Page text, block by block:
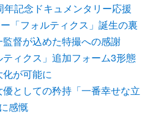
記念ドキュメンタリー応援
「フォルティクス」誕生の裏
督が込めた特撮への感謝
ィクス」追加フォーム3形態
が可能に
としての矜持「一番幸せな立
感慨